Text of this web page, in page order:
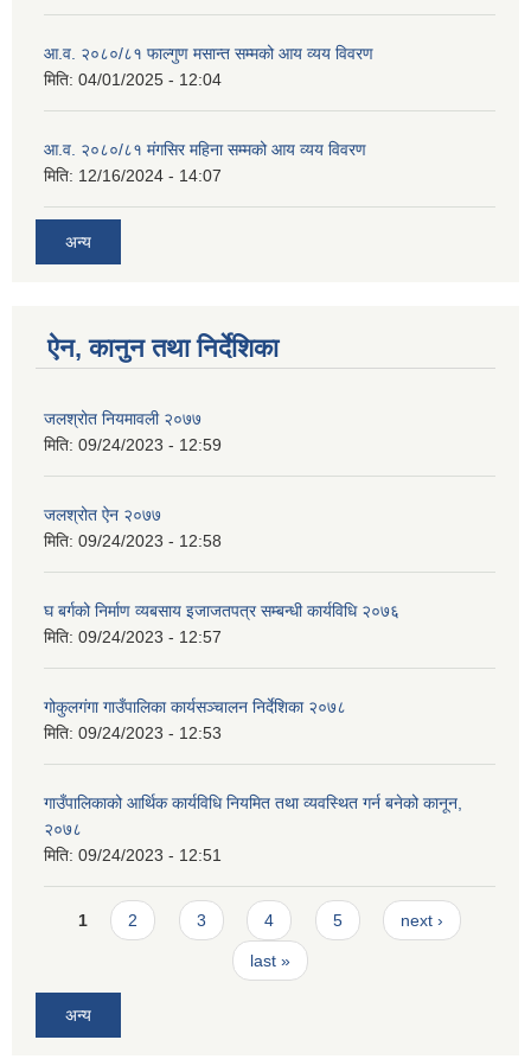
आ.व. २०८०/८१ फाल्गुण मसान्त सम्मको आय व्यय विवरण
मिति: 04/01/2025 - 12:04
आ.व. २०८०/८१ मंगसिर महिना सम्मको आय व्यय विवरण
मिति: 12/16/2024 - 14:07
अन्य
ऐन, कानुन तथा निर्देशिका
जलश्रोत नियमावली २०७७
मिति: 09/24/2023 - 12:59
जलश्रोत ऐन २०७७
मिति: 09/24/2023 - 12:58
घ बर्गको निर्माण व्यबसाय इजाजतपत्र सम्बन्धी कार्यविधि २०७६
मिति: 09/24/2023 - 12:57
गोकुलगंगा गाउँपालिका कार्यसञ्चालन निर्देशिका २०७८
मिति: 09/24/2023 - 12:53
गाउँपालिकाको आर्थिक कार्यविधि नियमित तथा व्यवस्थित गर्न बनेको कानून,
२०७८
मिति: 09/24/2023 - 12:51
Pages
1 2 3 4 5 next ›
last »
अन्य